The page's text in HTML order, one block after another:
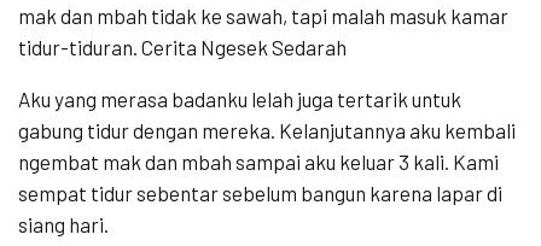
mak dan mbah tidak ke sawah, tapi malah masuk kamar
tidur-tiduran. Cerita Ngesek Sedarah
Aku yang merasa badanku lelah juga tertarik untuk
gabung tidur dengan mereka. Kelanjutannya aku kembali
ngembat mak dan mbah sampai aku keluar 3 kali. Kami
sempat tidur sebentar sebelum bangun karena lapar di
siang hari.